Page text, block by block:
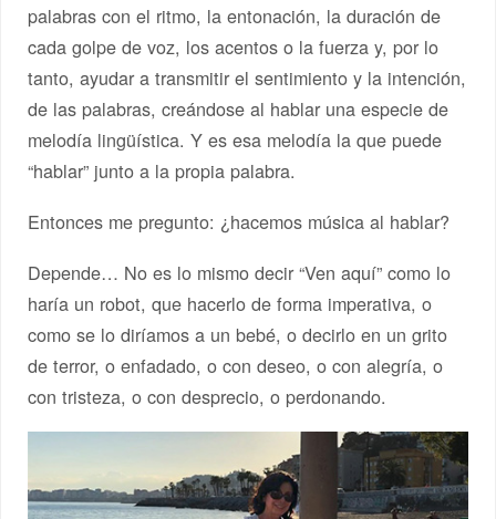
palabras con el ritmo, la entonación, la duración de
cada golpe de voz, los acentos o la fuerza y, por lo
tanto, ayudar a transmitir el sentimiento y la intención,
de las palabras, creándose al hablar una especie de
melodía lingüística. Y es esa melodía la que puede
“hablar” junto a la propia palabra.
Entonces me pregunto: ¿hacemos música al hablar?
Depende… No es lo mismo decir “Ven aquí” como lo
haría un robot, que hacerlo de forma imperativa, o
como se lo diríamos a un bebé, o decirlo en un grito
de terror, o enfadado, o con deseo, o con alegría, o
con tristeza, o con desprecio, o perdonando.